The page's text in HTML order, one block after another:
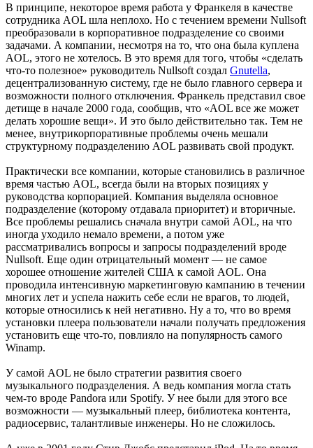
В принципе, некоторое время работа у Франкеля в качестве
сотрудника AOL шла неплохо. Но с течением времени Nullsoft
преобразовали в корпоративное подразделение со своими
задачами. А компании, несмотря на то, что она была куплена
AOL, этого не хотелось. В это время для того, чтобы «сделать
что-то полезное» руководитель Nullsoft создал Gnutella,
децентрализованную систему, где не было главного сервера и
возможности полного отключения. Франкель представил свое
детище в начале 2000 года, сообщив, что «AOL все же может
делать хорошие вещи». И это было действительно так. Тем не
менее, внутрикорпоративные проблемы очень мешали
структурному подразделению AOL развивать свой продукт.
Практически все компании, которые становились в различное
время частью AOL, всегда были на вторых позициях у
руководства корпорацией. Компания выделяла основное
подразделение (которому отдавала приоритет) и вторичные.
Все проблемы решались сначала внутри самой AOL, на что
иногда уходило немало времени, а потом уже
рассматривались вопросы и запросы подразделений вроде
Nullsoft. Еще один отрицательный момент — не самое
хорошее отношение жителей США к самой AOL. Она
проводила интенсивную маркетинговую кампанию в течении
многих лет и успела нажить себе если не врагов, то людей,
которые относились к ней негативно. Ну а то, что во время
установки плеера пользователи начали получать предложения
установить еще что-то, повлияло на популярность самого
Winamp.
У самой AOL не было стратегии развития своего
музыкального подразделения. А ведь компания могла стать
чем-то вроде Pandora или Spotify. У нее были для этого все
возможности — музыкальный плеер, библиотека контента,
радиосервис, талантливые инженеры. Но не сложилось.